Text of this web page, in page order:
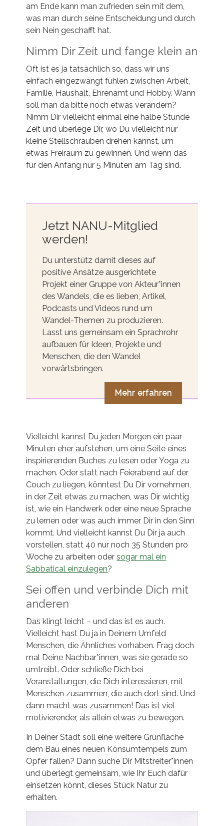
am Ende kann man zufrieden sein mit dem,
was man durch seine Entscheidung und durch
sein Nein geschafft hat.
Nimm Dir Zeit und fange klein an
Oft ist es ja tatsächlich so, dass wir uns
einfach eingezwängt fühlen zwischen Arbeit,
Familie, Haushalt, Ehrenamt und Hobby. Wann
soll man da bitte noch etwas verändern?
Nimm Dir vielleicht einmal eine halbe Stunde
Zeit und überlege Dir, wo Du vielleicht nur
kleine Stellschrauben drehen kannst, um
etwas Freiraum zu gewinnen. Und wenn das
für den Anfang nur 5 Minuten am Tag sind.
Jetzt NANU-Mitglied
werden!
Du unterstütz damit dieses auf
positive Ansätze ausgerichtete
Projekt einer Gruppe von Akteur*innen
des Wandels, die es lieben, Artikel,
Podcasts und Videos rund um
Wandel-Themen zu produzieren.
Lasst uns gemeinsam ein Sprachrohr
aufbauen für Ideen, Projekte und
Menschen, die den Wandel
vorwärtsbringen.
Mehr erfahren
Vielleicht kannst Du jeden Morgen ein paar
Minuten eher aufstehen, um eine Seite eines
inspirierenden Buches zu lesen oder Yoga zu
machen. Oder statt nach Feierabend auf der
Couch zu liegen, könntest Du Dir vornehmen,
in der Zeit etwas zu machen, was Dir wichtig
ist, wie ein Handwerk oder eine neue Sprache
zu lernen oder was auch immer Dir in den Sinn
kommt. Und vielleicht kannst Du Dir ja auch
vorstellen, statt 40 nur noch 35 Stunden pro
Woche zu arbeiten odersogar mal ein
Sabbatical einzulegen?
Sei offen und verbinde Dich mit
anderen
Das klingt leicht – und das ist es auch.
Vielleicht hast Du ja in Deinem Umfeld
Menschen, die Ähnliches vorhaben. Frag doch
mal Deine Nachbar*innen, was sie gerade so
umtreibt. Oder schließe Dich bei
Veranstaltungen, die Dich interessieren, mit
Menschen zusammen, die auch dort sind. Und
dann macht was zusammen! Das ist viel
motivierender, als allein etwas zu bewegen.
In Deiner Stadt soll eine weitere Grünfläche
dem Bau eines neuen Konsumtempels zum
Opfer fallen? Dann suche Dir Mitstreiter*innen
und überlegt gemeinsam, wie Ihr Euch dafür
einsetzen könnt, dieses Stück Natur zu
erhalten.